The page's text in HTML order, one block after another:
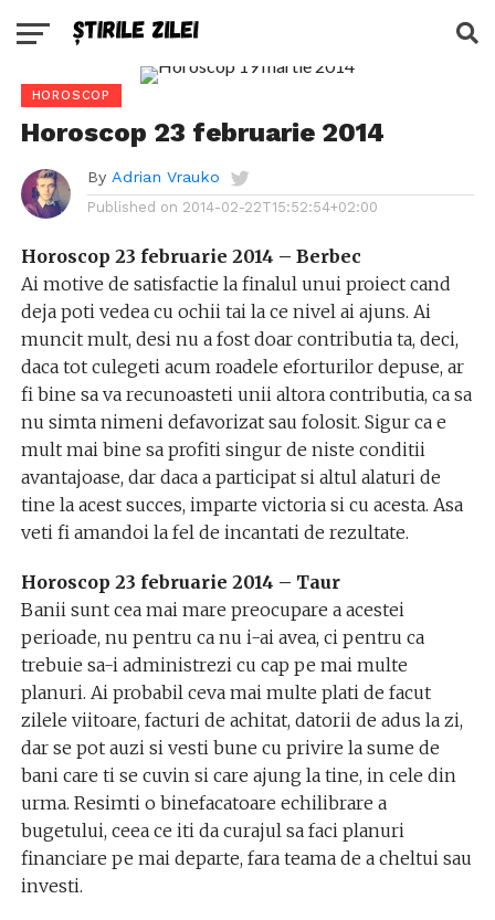
HOROSCOP
Horoscop 23 februarie 2014
By Adrian Vrauko
Published on 2014-02-22T15:52:54+02:00
Horoscop 23 februarie 2014 – Berbec
Ai motive de satisfactie la finalul unui proiect cand
deja poti vedea cu ochii tai la ce nivel ai ajuns. Ai
muncit mult, desi nu a fost doar contributia ta, deci,
daca tot culegeti acum roadele eforturilor depuse, ar
fi bine sa va recunoasteti unii altora contributia, ca sa
nu simta nimeni defavorizat sau folosit. Sigur ca e
mult mai bine sa profiti singur de niste conditii
avantajoase, dar daca a participat si altul alaturi de
tine la acest succes, imparte victoria si cu acesta. Asa
veti fi amandoi la fel de incantati de rezultate.
Horoscop 23 februarie 2014 – Taur
Banii sunt cea mai mare preocupare a acestei
perioade, nu pentru ca nu i-ai avea, ci pentru ca
trebuie sa-i administrezi cu cap pe mai multe
planuri. Ai probabil ceva mai multe plati de facut
zilele viitoare, facturi de achitat, datorii de adus la zi,
dar se pot auzi si vesti bune cu privire la sume de
bani care ti se cuvin si care ajung la tine, in cele din
urma. Resimti o binefacatoare echilibrare a
bugetului, ceea ce iti da curajul sa faci planuri
financiare pe mai departe, fara teama de a cheltui sau
investi.